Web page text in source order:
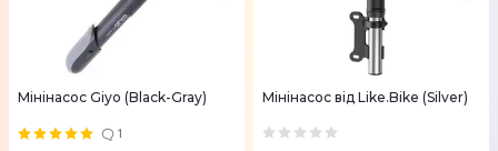
Мінінасос Giyo (Black-Gray)
1
Мінінасос від Like.Bike (Silver)